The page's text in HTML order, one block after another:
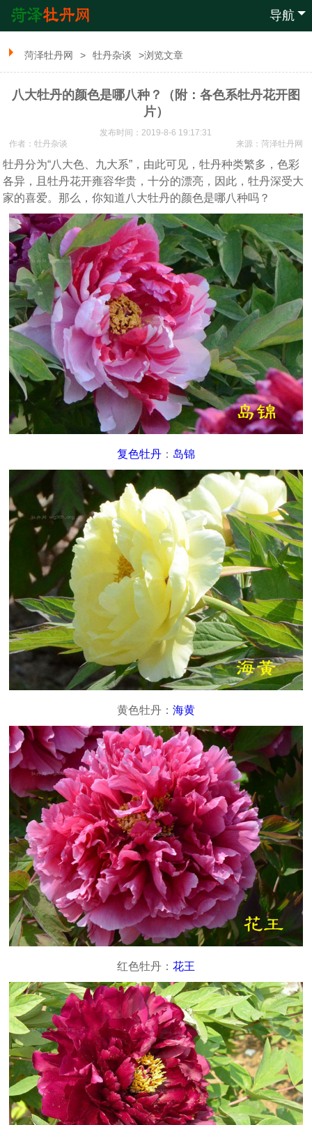
导航
菏泽牡丹网 > 牡丹杂谈 >浏览文章
八大牡丹的颜色是哪八种？（附：各色系牡丹花开图
片）
发布时间：2019-8-6 19:17:31
来源： 菏泽牡丹网
作者：牡丹杂谈
牡丹分为“八大色、九大系”，由此可见，牡丹种类繁多，色彩
各异，且牡丹花开雍容华贵，十分的漂亮，因此，牡丹深受大
家的喜爱。那么，你知道八大牡丹的颜色是哪八种吗？
复色牡丹： 岛锦
黄色牡丹： 海黄
红色牡丹： 花王